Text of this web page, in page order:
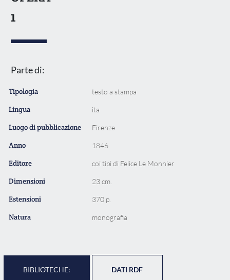
1
Parte di:
Tipologia testo a stampa
Lingua ita
Luogo di pubblicazione Firenze
Anno 1846
Editore coi tipi di Felice Le Monnier
Dimensioni 23 cm.
Estensioni 370 p.
Natura monografia
BIBLIOTECHE: DATI RDF